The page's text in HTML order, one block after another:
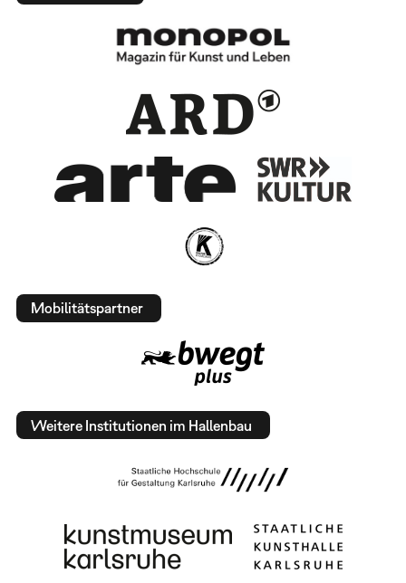
Mobilitätspartner
Weitere Institutionen im Hallenbau